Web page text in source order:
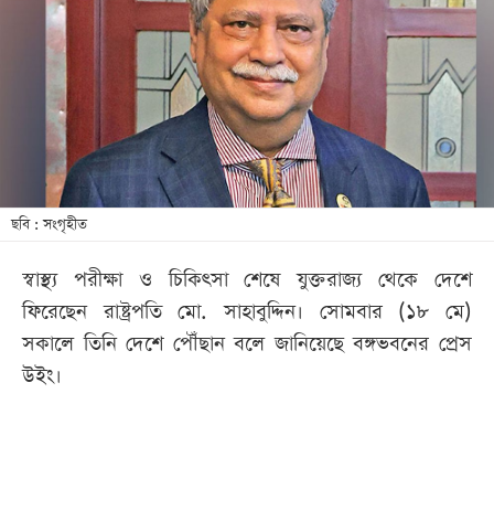
সারাদেশ
খেলা
বিনোদন
লাইফ
স্টাইল
শিক্ষা
সব
বিভাগ
ছবি
ছবি : সংগৃহীত
স্বাস্থ্য পরীক্ষা ও চিকিৎসা শেষে যুক্তরাজ্য থেকে দেশে
ফিরেছেন রাষ্ট্রপতি মো. সাহাবুদ্দিন। সোমবার (১৮ মে)
সকালে তিনি দেশে পৌঁছান বলে জানিয়েছে বঙ্গভবনের প্রেস
উইং।